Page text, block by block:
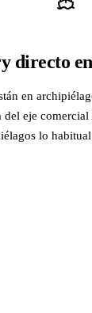
directo
en
eje
lo